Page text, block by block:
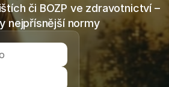
či BOZP ve zdravotnictví –
nejpřísnější normy